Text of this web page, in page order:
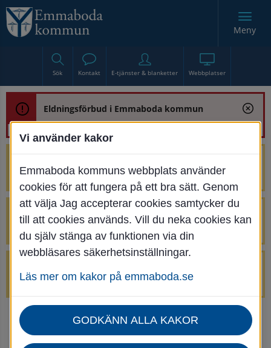
Sök Kontakt E-tjänster & blanketter Webbplatser
Meny
Eldningsförbud i Emmaboda kommun
renoveringen av Bjurbäcksbron
Tillfälliga avstängningar på Centrumtorget
v. 25-34
avstängda.
Startsida
Trafik & infrastruktur
Nyheter för trafik och infrastruktur
Vi använder kakor
Emmaboda kommuns webbplats använder
cookies för att fungera på ett bra sätt. Genom
att välja Jag accepterar cookies samtycker du
till att cookies används. Vill du neka cookies kan
du själv stänga av funktionen via din
webbläsares säkerhetsinställningar.
Läs mer om kakor på emmaboda.se
GODKÄNN ALLA KAKOR